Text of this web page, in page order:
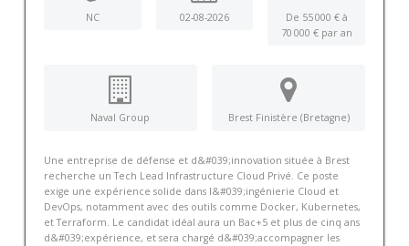
NC 02-08-2026
De 55 000 € à
70 000 € par an
Naval Group Brest Finistère (Bretagne)
Une entreprise de défense et d&#039;innovation située à Brest
recherche un Tech Lead Infrastructure Cloud Privé. Ce poste
exige une expérience solide dans l&#039;ingénierie Cloud et
DevOps, notamment avec des outils comme Docker, Kubernetes,
et Terraform. Le candidat idéal aura un Bac+5 et plus de cinq ans
d&#039;expérience, et sera chargé d&#039;accompagner les